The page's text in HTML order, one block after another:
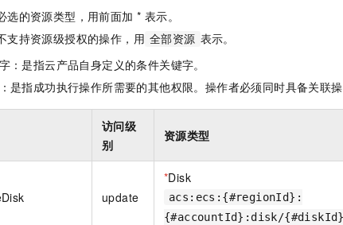
选的资源类型，用前面加 * 表示。
支持资源级授权的操作，用 全部资源 表示。
：是指云产品自身定义的条件关键字。
是指成功执行操作所需要的其他权限。操作者必须同时具备关联
访问级
别
资源类型
update
*Disk
acs:ecs:{#regionId}:
{#accountId}:disk/{#diskId}